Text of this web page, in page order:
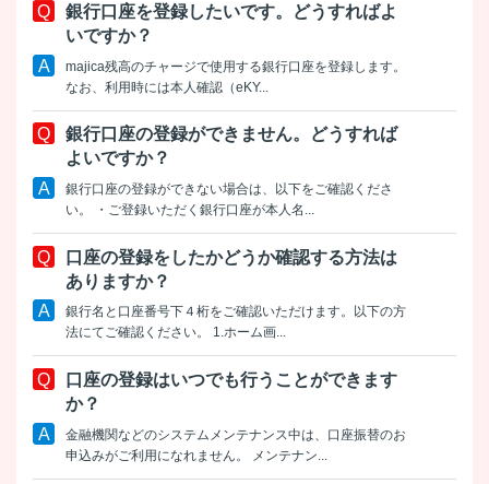
銀行口座を登録したいです。どうすればよ
いですか？
majica残高のチャージで使用する銀行口座を登録します。
なお、利用時には本人確認（eKY...
銀行口座の登録ができません。どうすれば
よいですか？
銀行口座の登録ができない場合は、以下をご確認くださ
い。 ・ご登録いただく銀行口座が本人名...
口座の登録をしたかどうか確認する方法は
ありますか？
銀行名と口座番号下４桁をご確認いただけます。以下の方
法にてご確認ください。 1.ホーム画...
口座の登録はいつでも行うことができます
か？
金融機関などのシステムメンテナンス中は、口座振替のお
申込みがご利用になれません。 メンテナン...